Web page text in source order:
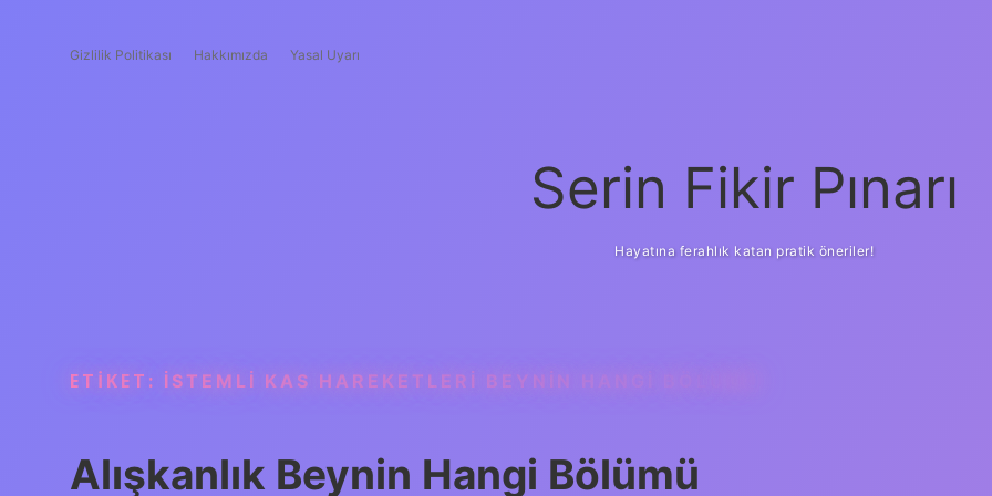
Gizlilik Politikası Hakkımızda Yasal Uyarı
Serin Fikir Pınarı
Hayatına ferahlık katan pratik öneriler!
ETIKET: İSTEMLI KAS HAREKETLERI BEYNIN HANGI BÖLÜMÜ
Alışkanlık Beynin Hangi Bölümü